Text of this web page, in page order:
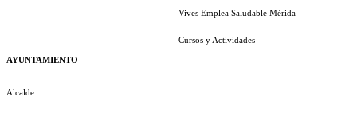
AYUNTAMIENTO
Alcalde
Vives Emplea Saludable Mérida
Cursos y Actividades